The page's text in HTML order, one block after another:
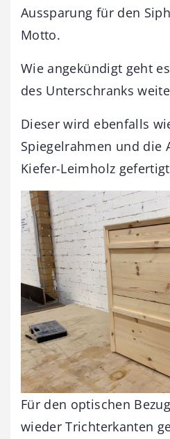
Aussparung für den
Motto.
Wie angekündigt geht
des Unterschranks
Dieser wird ebenfalls
Spiegelrahmen und die
Kiefer-Leimholz
Für den optischen
wieder Trichterkanten